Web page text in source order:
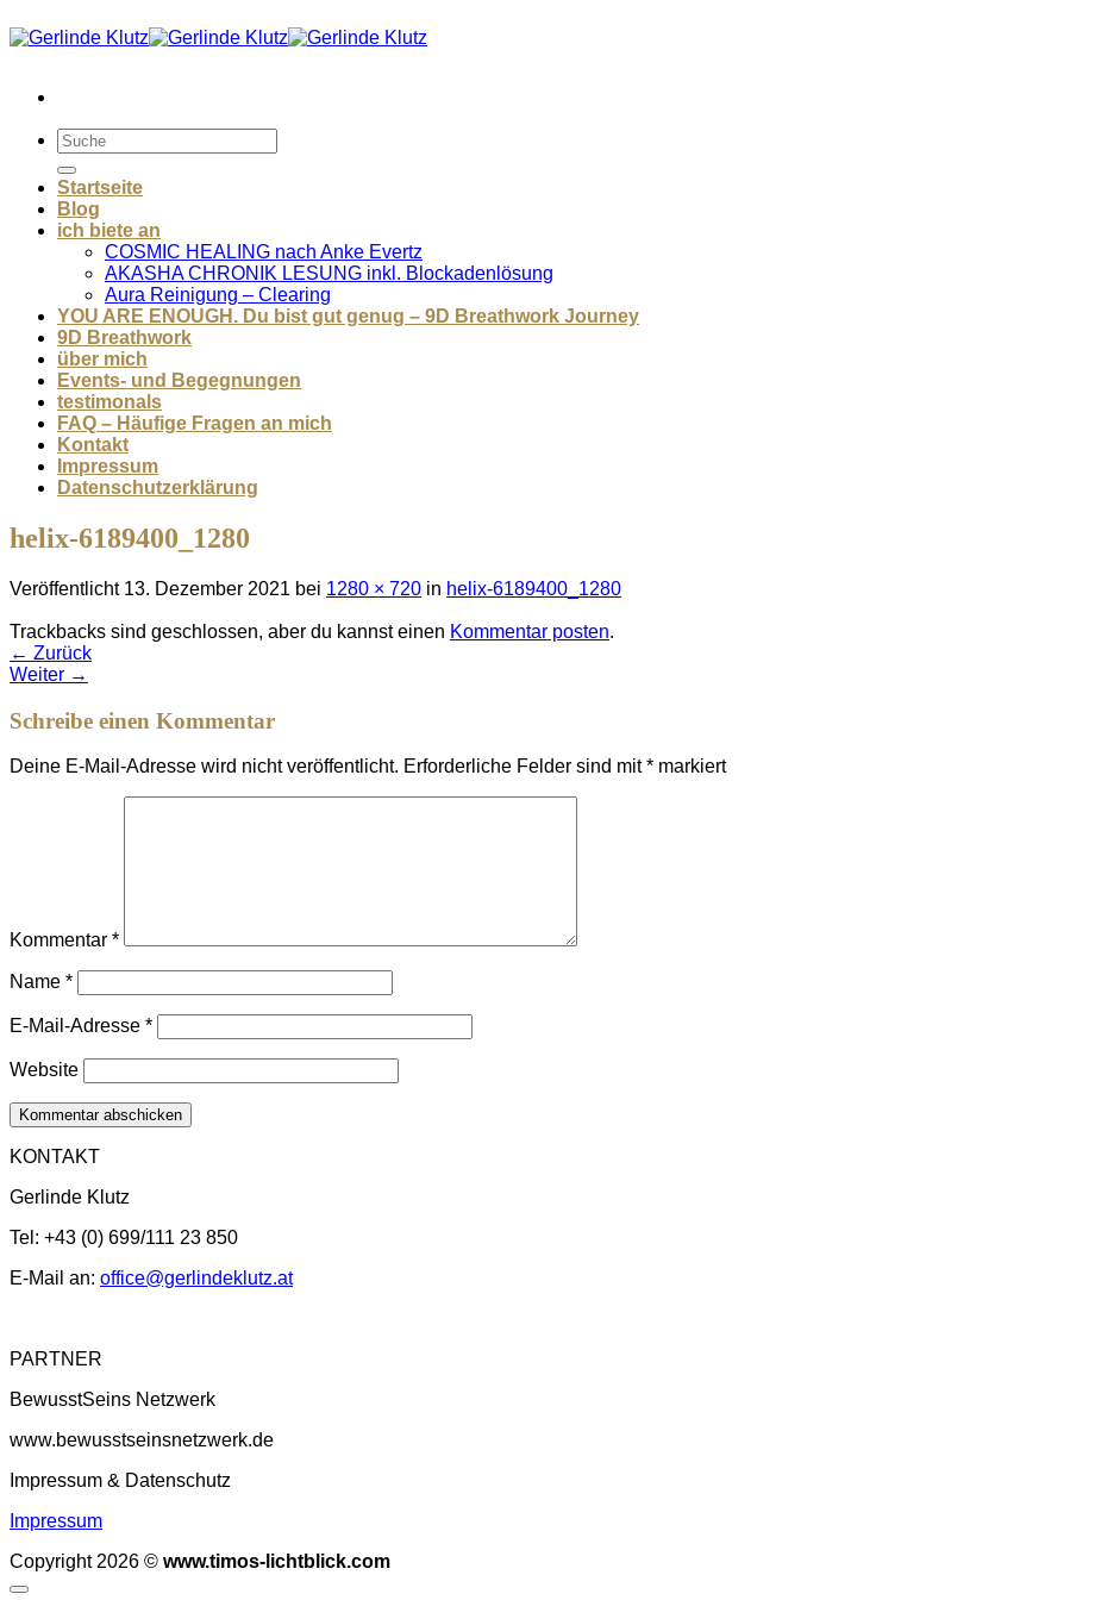
Inhalt
Startseite
Blog
ich biete an
COSMIC HEALING nach Anke Evertz
AKASHA CHRONIK LESUNG inkl. Blockadenlösung
Aura Reinigung – Clearing
YOU ARE ENOUGH. Du bist gut genug – 9D Breathwork Journey
9D Breathwork
über mich
Events- und Begegnungen
testimonals
FAQ – Häufige Fragen an mich
Kontakt
Impressum
Datenschutzerklärung
helix-6189400_1280
Veröffentlicht 13. Dezember 2021 bei 1280 × 720 in helix-6189400_1280
Trackbacks sind geschlossen, aber du kannst einen Kommentar posten.
← Zurück
Weiter →
Schreibe einen Kommentar
Deine E-Mail-Adresse wird nicht veröffentlicht. Erforderliche Felder sind mit* markiert
Kommentar *
Name *
E-Mail-Adresse *
Website
KONTAKT
Gerlinde Klutz
Tel: +43 (0) 699/111 23 850
E-Mail an: office@gerlindeklutz.at
PARTNER
BewusstSeins Netzwerk
www.bewusstseinsnetzwerk.de
Impressum & Datenschutz
Impressum
Copyright 2026 © www.timos-lichtblick.com